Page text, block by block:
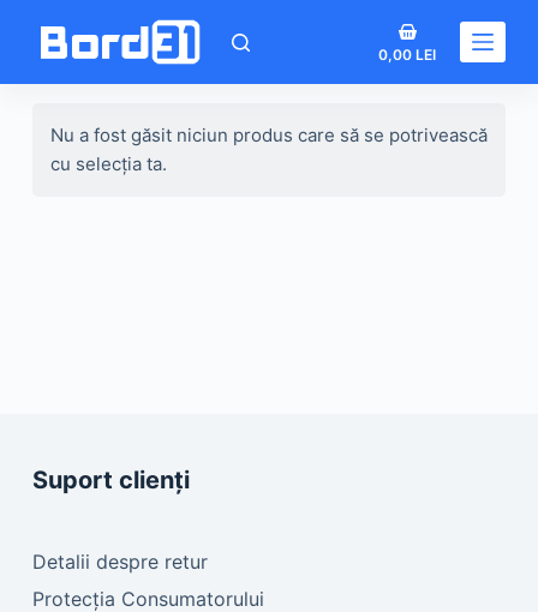
Coș
de
0,00LEI
Nu a fost găsit niciun produs care să se potrivească
cu selecția ta.
Suport clienți
Detalii despre retur
Protecția Consumatorului